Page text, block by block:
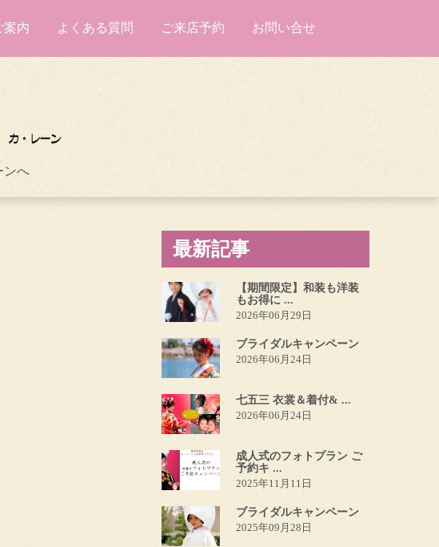
案内 よくある質問 ご来店予約 お問い合せ
ンへ
最新記事
【期間限定】和装も洋装
もお得に ...
2026年06月29日
ブライダルキャンペーン
2026年06月24日
七五三 衣裳＆着付& ...
2026年06月24日
成人式のフォトプラン ご
予約キ ...
2025年11月11日
ブライダルキャンペーン
2025年09月28日